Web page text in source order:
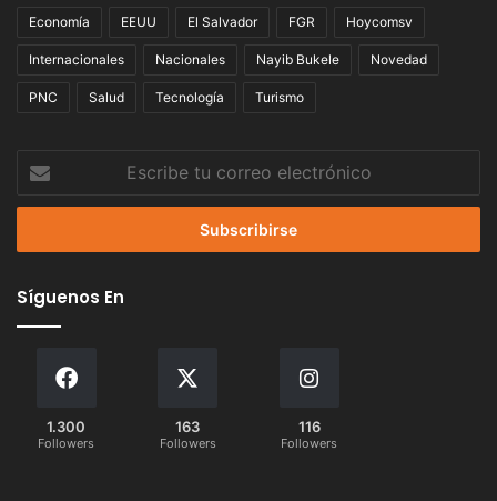
Economía EEUU El Salvador FGR Hoycomsv
Internacionales Nacionales Nayib Bukele Novedad
PNC Salud Tecnología Turismo
correo
Síguenos En
1.300
Followers
163
Followers
116
Followers